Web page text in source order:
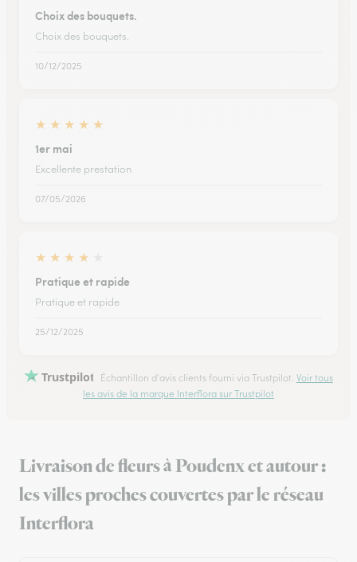
Choix des bouquets.
Choix des bouquets.
10/12/2025
★ ★ ★ ★ ★
1er mai
Excellente prestation
07/05/2026
★ ★ ★ ★
Pratique et rapide
Pratique et rapide
25/12/2025
Trustpilot Échantillon d'avis clients fourni via Trustpilot. Voir tous
les avis de la marque Interflora sur Trustpilot
Livraison de fleurs à Poudenx et autour :
les villes proches couvertes par le réseau
Interflora